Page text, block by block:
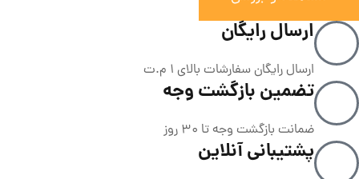
ارسال رایگان
ارسال رایگان سفارشات بالای 1 م.ت
تضمین بازگشت وجه
ضمانت بازگشت وجه تا 30 روز
پشتیبانی آنلاین